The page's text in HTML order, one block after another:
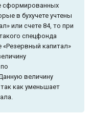
сформированных
в бухучете учтены
или счете 84, то при
спецфонда
«Резервный капитал»
величину
как уменьшает